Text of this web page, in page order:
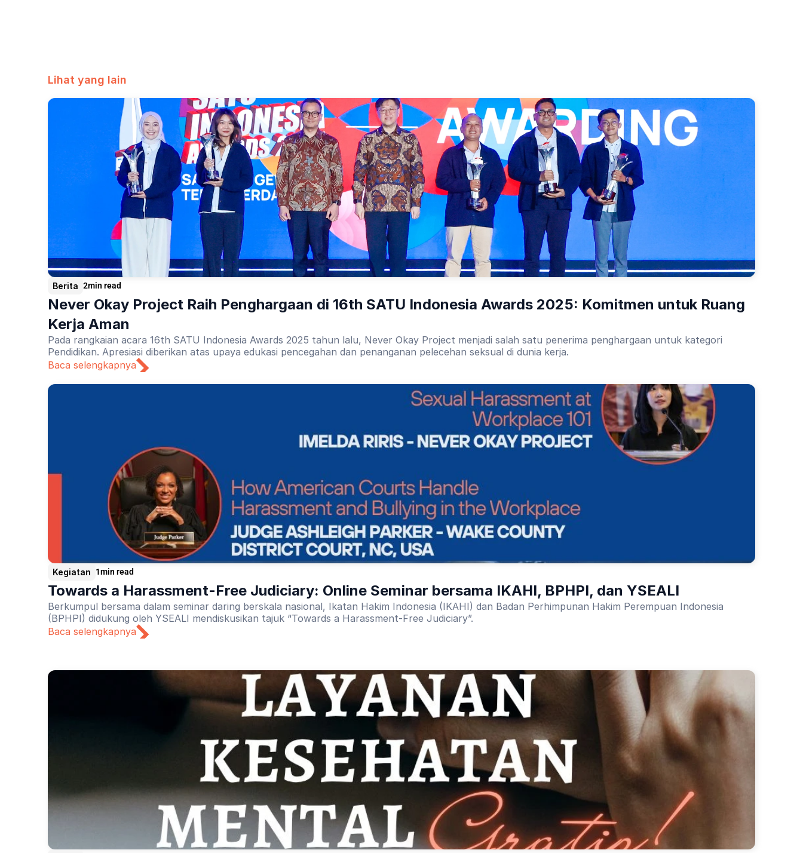
Lihat yang lain
Berita 2min read
Never Okay Project Raih Penghargaan di 16th SATU Indonesia Awards 2025: Komitmen untuk Ruang
Kerja Aman
Pada rangkaian acara 16th SATU Indonesia Awards 2025 tahun lalu, Never Okay Project menjadi salah satu penerima penghargaan untuk kategori
Pendidikan. Apresiasi diberikan atas upaya edukasi pencegahan dan penanganan pelecehan seksual di dunia kerja.
Baca selengkapnya
Kegiatan 1min read
Towards a Harassment-Free Judiciary: Online Seminar bersama IKAHI, BPHPI, dan YSEALI
Berkumpul bersama dalam seminar daring berskala nasional, Ikatan Hakim Indonesia (IKAHI) dan Badan Perhimpunan Hakim Perempuan Indonesia
(BPHPI) didukung oleh YSEALI mendiskusikan tajuk “Towards a Harassment-Free Judiciary”.
Baca selengkapnya